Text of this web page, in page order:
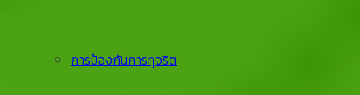
การป้องกันการทุจริต